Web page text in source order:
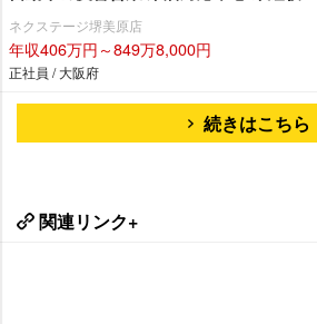
ネクステージ堺美原店
年収406万円～849万8,000円
正社員 / 大阪府
続きはこちら
関連リンク+